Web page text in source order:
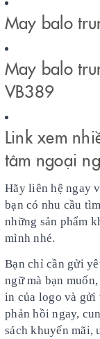
May balo
May balo
VB389
Link xem
tâm ngoại
Hãy liên hệ ngay
bạn có nhu cầu
những sản phẩm
mình nhé.
Bạn chỉ cần gửi
ngữ mà bạn
in của logo và gửi
phản hồi ngay,
sách khuyến mãi,